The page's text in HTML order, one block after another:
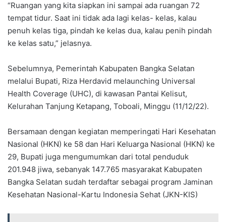
“Ruangan yang kita siapkan ini sampai ada ruangan 72
tempat tidur. Saat ini tidak ada lagi kelas- kelas, kalau
penuh kelas tiga, pindah ke kelas dua, kalau penih pindah
ke kelas satu,” jelasnya.
Sebelumnya, Pemerintah Kabupaten Bangka Selatan
melalui Bupati, Riza Herdavid melaunching Universal
Health Coverage (UHC), di kawasan Pantai Kelisut,
Kelurahan Tanjung Ketapang, Toboali, Minggu (11/12/22).
Bersamaan dengan kegiatan memperingati Hari Kesehatan
Nasional (HKN) ke 58 dan Hari Keluarga Nasional (HKN) ke
29, Bupati juga mengumumkan dari total penduduk
201.948 jiwa, sebanyak 147.765 masyarakat Kabupaten
Bangka Selatan sudah terdaftar sebagai program Jaminan
Kesehatan Nasional-Kartu Indonesia Sehat (JKN-KIS)